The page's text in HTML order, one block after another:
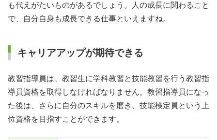
も代えがたいものがあるでしょう。人の成長に関わること
で、自分自身も成長できる仕事といえますね。
キャリアアップが期待できる
教習指導員は、教習生に学科教習と技能教習を行う教習指
導員資格を取得しなければなりません。教習指導員になっ
た後は、さらに自分のスキルを磨き、技能検定員という上
位資格を目指すことができます。